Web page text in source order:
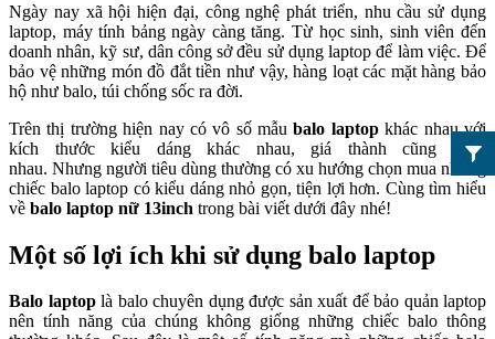
Ngày nay xã hội hiện đại, công nghệ phát triển, nhu cầu sử dụng
laptop, máy tính bảng ngày càng tăng. Từ học sinh, sinh viên đến
doanh nhân, kỹ sư, dân công sở đều sử dụng laptop để làm việc. Để
bảo vệ những món đồ đắt tiền như vậy, hàng loạt các mặt hàng bảo
hộ như balo, túi chống sốc ra đời.
Trên thị trường hiện nay có vô số mẫubalo laptopkhác nhau với
kích thước kiểu dáng khác nhau, giá thành cũng khác
nhau. Nhưng người tiêu dùng thường có xu hướng chọn mua những
chiếc balo laptop có kiểu dáng nhỏ gọn, tiện lợi hơn. Cùng tìm hiểu
về balo laptop nữ 13inch trong bài viết dưới đây nhé!
Một số lợi ích khi sử dụng balo laptop
Balo laptoplà balo chuyên dụng được sản xuất để bảo quản laptop
nên tính năng của chúng không giống những chiếc balo thông